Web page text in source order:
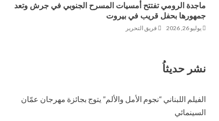
ماجدة الرومي تفتتح أمسيات المسرح الجنوبي في جرش وتعد
جمهورها بحفل قريب في بيروت
يوليو 26, 2026 فريق التحرير
نشر حديثاُ
الفيلم اللبناني “نجوم الأمل والألم” يتوج بجائزة مهرجان عمّان
السينمائي